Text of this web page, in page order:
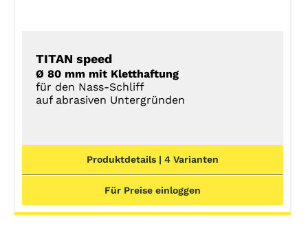
TITAN speed
Ø 80 mm mit Kletthaftung
für den Nass-Schliff
auf abrasiven Untergründen
Produktdetails | 4 Varianten
Für Preise einloggen